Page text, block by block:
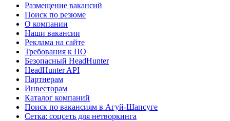
Размещение вакансий
Поиск по резюме
О компании
Наши вакансии
Реклама на сайте
Требования к ПО
Безопасный HeadHunter
HeadHunter API
Партнерам
Инвесторам
Каталог компаний
Поиск по вакансиям в Агуй-Шапсуге
Сетка: соцсеть для нетворкинга